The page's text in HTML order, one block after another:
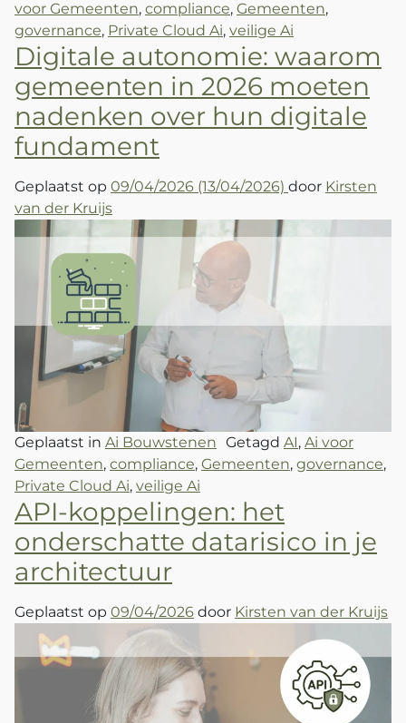
voor Gemeenten, compliance, Gemeenten,
governance, Private Cloud Ai, veilige Ai
Digitale autonomie: waarom
gemeenten in 2026 moeten
nadenken over hun digitale
fundament
Geplaatst op 09/04/2026 (13/04/2026) door Kirsten
van der Kruijs
Geplaatst in Ai Bouwstenen Getagd AI, Ai voor
Gemeenten, compliance, Gemeenten, governance,
Private Cloud Ai, veilige Ai
API‑koppelingen: het
onderschatte datarisico in je
architectuur
Geplaatst op 09/04/2026 door Kirsten van der Kruijs